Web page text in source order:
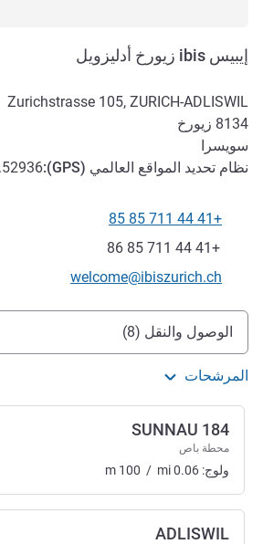
إيبيس ibis زيورخ أدليزويل
Zurichstrasse 105, ZURICH-ADLISWIL
8134 زيورخ
سويسرا
نظام تحديد المواقع العالمي (GPS
):
الهاتف
+41 44 711 85 85
فاكس
+41 44 711 85 86
تواصل معنا عبر البريد الإلكتروني
welcome@ibiszurich.ch
الوصول والتنقل
الوصول والنقل (8)
المرشحات
SUNNAU 184
محطة باص
ولوج: m 100 / mi0.06
ADLISWIL